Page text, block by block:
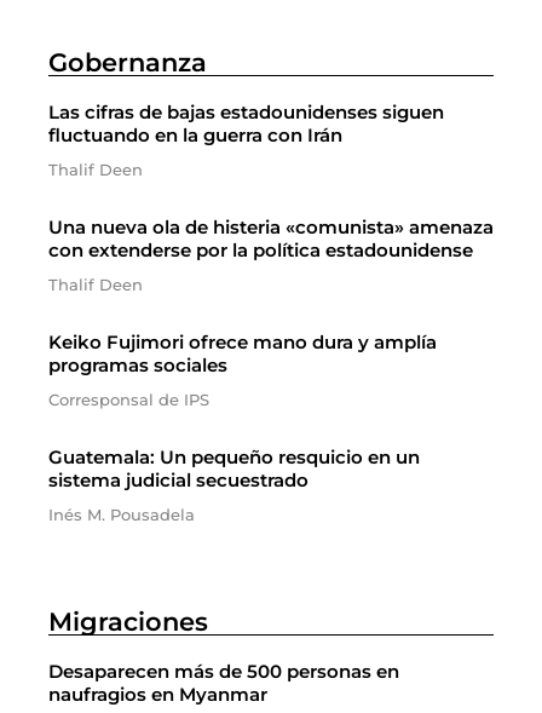
Gobernanza
Las cifras de bajas estadounidenses siguen
fluctuando en la guerra con Irán
Thalif Deen
Una nueva ola de histeria «comunista» amenaza
con extenderse por la política estadounidense
Thalif Deen
Keiko Fujimori ofrece mano dura y amplía
programas sociales
Corresponsal de IPS
Guatemala: Un pequeño resquicio en un
sistema judicial secuestrado
Inés M. Pousadela
Migraciones
Desaparecen más de 500 personas en
naufragios en Myanmar